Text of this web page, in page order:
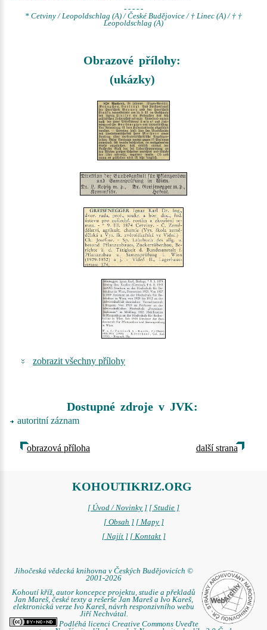
- - - - -
* Cetviny / Leopoldschlag (A) / České Budějovice / † Linec (A) / † †
Leopoldschlag (A)
Obrazové přílohy:
(ukázky)
zobrazit všechny přílohy
Dostupné zdroje v JVK:
autoritní záznam
obrazová příloha další strana
KOHOUTIKRIZ.ORG
[ Úvod / Novinky ] [ Studie ]
[ Obsah ] [ Mapy ]
[ Najít ] [ Kontakt ]
Jihočeská vědecká knihovna v Českých Budějovicích ©
2001-2026
Kohoutí kříž, autor koncepce projektu, studie a překladů
Jan Mareš, české texty a rešerše Jan Mareš a Ivo Kareš,
elektronická verze Ivo Kareš, návrh responzivního webu
Jiří Nechvátal.
Podléhá licenci Creative Commons Uveďte